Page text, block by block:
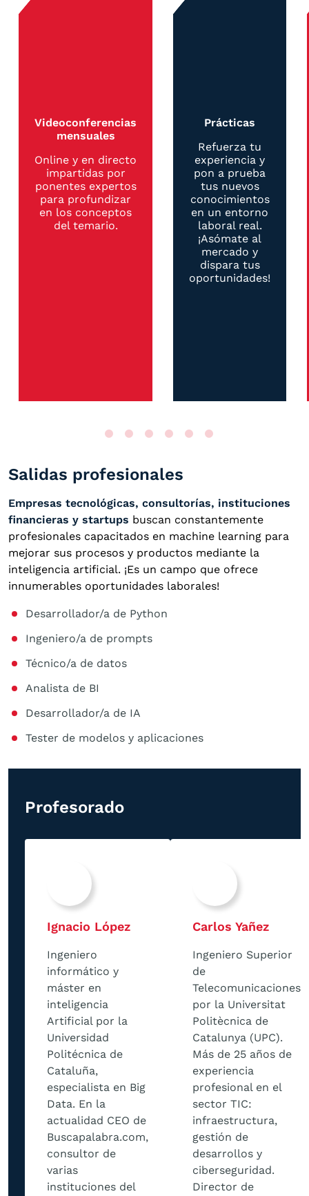
Videoconferencias
mensuales
Online y en directo
impartidas por
ponentes expertos
para profundizar
en los conceptos
del temario.
Prácticas
Refuerza tu
experiencia y
pon a prueba
tus nuevos
conocimientos
en un entorno
laboral real.
¡Asómate al
mercado y
dispara tus
oportunidades!
Salidas profesionales
Empresas tecnológicas, consultorías, instituciones
financieras y startups buscan constantemente
profesionales capacitados en machine learning para
mejorar sus procesos y productos mediante la
inteligencia artificial. ¡Es un campo que ofrece
innumerables oportunidades laborales!
Desarrollador/a de Python
Ingeniero/a de prompts
Técnico/a de datos
Analista de BI
Desarrollador/a de IA
Tester de modelos y aplicaciones
Profesorado
Ignacio López
Ingeniero
informático y
máster en
inteligencia
Artificial por la
Universidad
Politécnica de
Cataluña,
especialista en Big
Data. En la
actualidad CEO de
Buscapalabra.com,
consultor de
varias
instituciones del
Carlos Yañez
Ingeniero Superior
de
Telecomunicaciones
por la Universitat
Politècnica de
Catalunya (UPC).
Más de 25 años de
experiencia
profesional en el
sector TIC:
infraestructura,
gestión de
desarrollos y
ciberseguridad.
Director de